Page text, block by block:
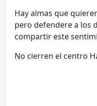
Hay almas que
pero defendere a los
compartir este
No cierren el centro